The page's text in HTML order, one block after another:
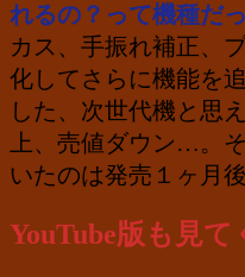
れるの？って機種だ
カス、手振れ補正、
化してさらに機能を
した、次世代機と思
上、売値ダウン…。
いたのは発売１ヶ月
YouTube版も見て